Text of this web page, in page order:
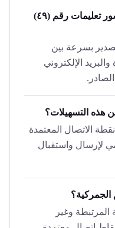
ما هي التسهيلات التي يقدمها منشور تعليمات رقم (٤٩)
بسرعة بين
الإلكتروني
هذه التسهيلات؟
الاتصال المعتمدة
لإرسال واستقبال
وغير